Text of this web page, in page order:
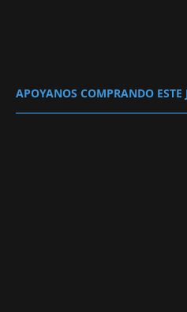
APOYANOS COMPRANDO